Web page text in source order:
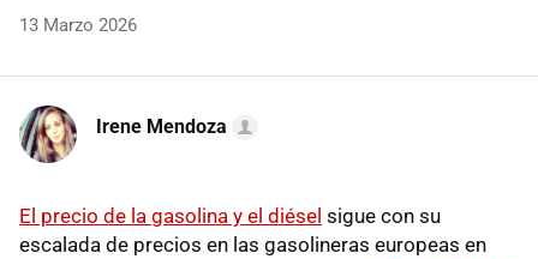
13 Marzo 2026
Irene Mendoza
El precio de la gasolina y el diésel sigue con su
escalada de precios en las gasolineras europeas en